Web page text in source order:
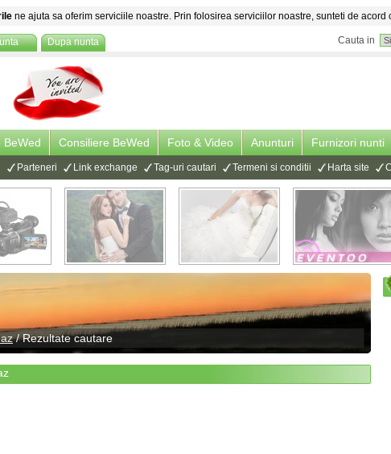
ne ajuta sa oferim serviciile noastre. Prin folosirea serviciilor noastre, sunteti de acord
Dupa nunta Cauta in
BeWed Consiliere BeWed Foto & Video Anunturi Furnizori nunti
Parteneri Link exchange Tag-uri cautari Termeni si conditii Harta site
/ Rezultate cautare